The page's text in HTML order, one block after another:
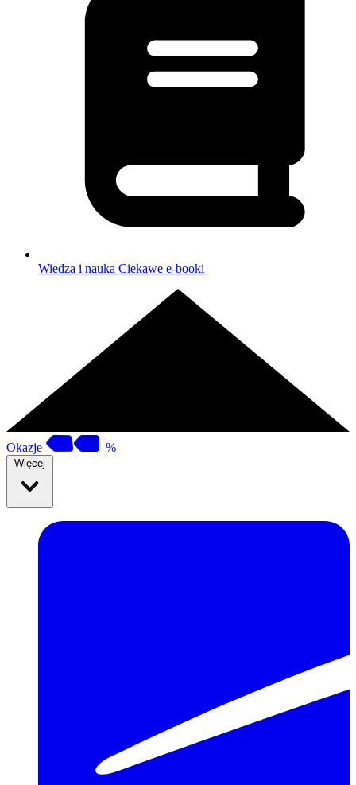
Wiedza i nauka Ciekawe e-booki
Okazje %
Więcej